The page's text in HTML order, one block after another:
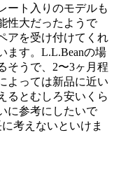
ート入りのモデルも
性大だったようで
アを受け付けてくれ
ます。L.L.Beanの場
そうで、2〜3ヶ月程
よっては新品に近い
るとむしろ安いくら
に参考にしたいで
考えないといけま